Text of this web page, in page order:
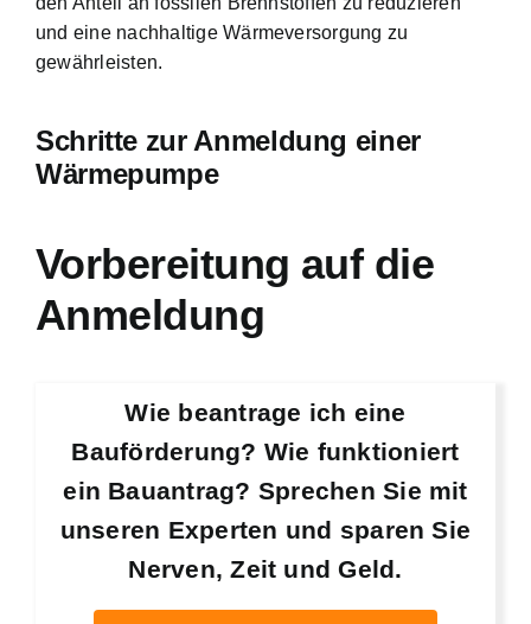
und eine nachhaltige Wärmeversorgung zu
gewährleisten.
Schritte zur Anmeldung einer
Wärmepumpe
Vorbereitung auf die
Anmeldung
Wie beantrage ich eine
Bauförderung? Wie funktioniert
ein Bauantrag? Sprechen Sie mit
unseren Experten und sparen Sie
Nerven, Zeit und Geld.